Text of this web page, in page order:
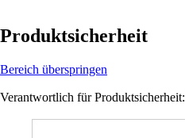
Produktsicherheit
Bereich überspringen
Verantwortlich für Produktsicherheit: